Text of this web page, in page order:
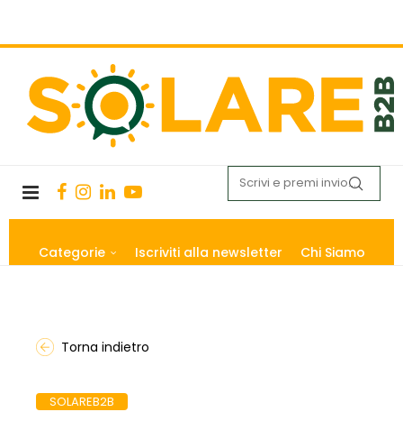
Categorie Iscriviti alla newsletter Chi Siamo
Torna indietro
SOLAREB2B